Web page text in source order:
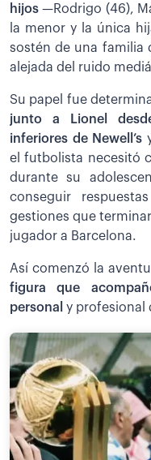
hijos —Rodrigo (46),
la menor y la única
sostén de una familia
alejada del ruido
Su papel fue
junto a Lionel
inferiores de Newell’s
el futbolista necesitó
durante su
conseguir
gestiones que
jugador a Barcelona.
Así comenzó la
figura que
personal y profesional